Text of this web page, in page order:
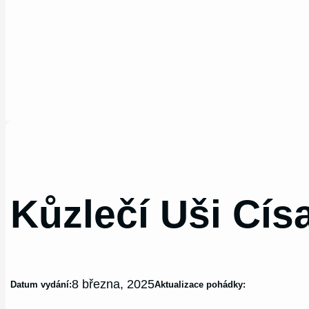
Kůzlečí Uši
Datum vydání:8 března, 2025Aktualizace pohádky: